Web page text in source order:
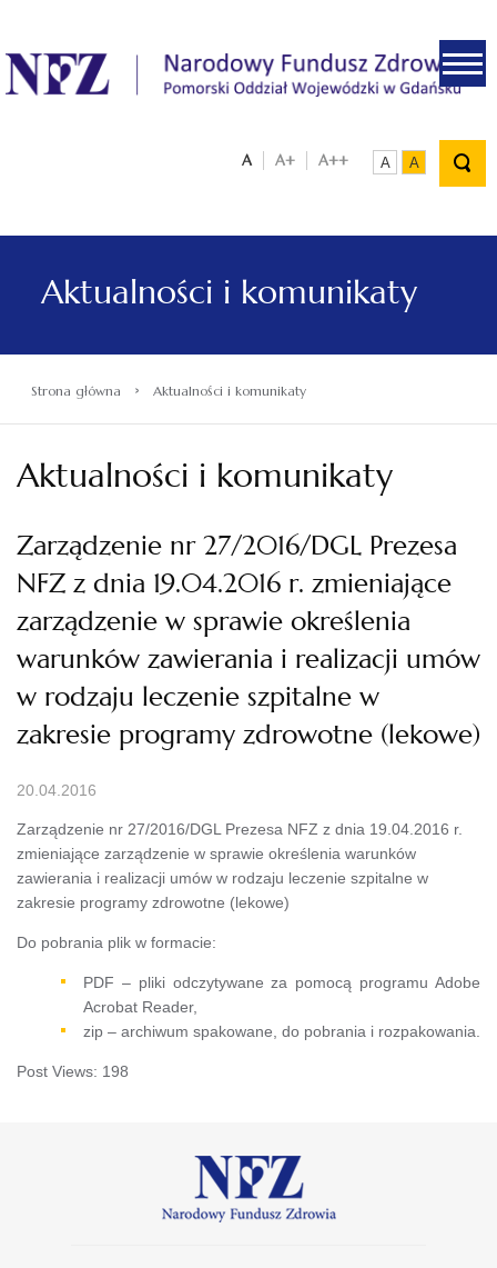
.
A A+ A++ A A
Aktualności i komunikaty
Strona główna › Aktualności i komunikaty
Aktualności i komunikaty
Zarządzenie nr 27/2016/DGL Prezesa
NFZ z dnia 19.04.2016 r. zmieniające
zarządzenie w sprawie określenia
warunków zawierania i realizacji umów
w rodzaju leczenie szpitalne w
zakresie programy zdrowotne (lekowe)
20.04.2016
Zarządzenie nr 27/2016/DGL Prezesa NFZ z dnia 19.04.2016 r.
zmieniające zarządzenie w sprawie określenia warunków
zawierania i realizacji umów w rodzaju leczenie szpitalne w
zakresie programy zdrowotne (lekowe)
Do pobrania plik w formacie:
PDF – pliki odczytywane za pomocą programu Adobe
Acrobat Reader,
zip – archiwum spakowane, do pobrania i rozpakowania.
Post Views: 198